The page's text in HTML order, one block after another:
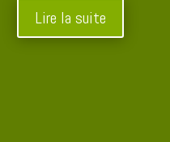
Lire la suite